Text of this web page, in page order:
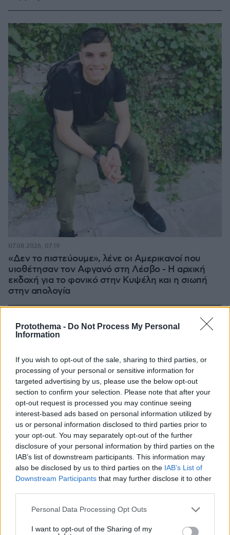
Protothema - Do Not Process My Personal
Information
If you wish to opt-out of the sale, sharing to third parties, or
processing of your personal or sensitive information for
targeted advertising by us, please use the below opt-out
section to confirm your selection. Please note that after your
opt-out request is processed you may continue seeing
interest-based ads based on personal information utilized by
us or personal information disclosed to third parties prior to
your opt-out. You may separately opt-out of the further
disclosure of your personal information by third parties on the
IAB’s list of downstream participants. This information may
also be disclosed by us to third parties on the IAB’s List of
Downstream Participants that may further disclose it to other
Please note that this website/app uses one or more Google
not limited to your visit or usage behaviour. You may click to
Personal Data Processing Opt Outs
I want to opt-out of the Sharing of my
«Δεν το πιστεύουμε», λένε οι Αμερικανοί που
υιοθέτησαν τον Αφγανό στη Λέσβο - Η αρχική
εκδοχή για το φονικό στην Κυψέλη και η σιωπή
στην απολογία
07.08.2026, 07:19
Ο οδηγός του φορτηγού περιγράφει
πώς έγινε το τροχαίο με τους νεκρούς
δουλειά
07.08.2026, 13:17 123
Τουρκία, Σαουδική Αραβία και
Πακιστάν υπέγραψαν κοινή αμυντική
συμφωνία: «Επίθεση σε έναν θα
θεωρείται επίθεση σε όλους»
07.08.2026, 14:10 124
για τον έναν χρόνο από τον θάνατο